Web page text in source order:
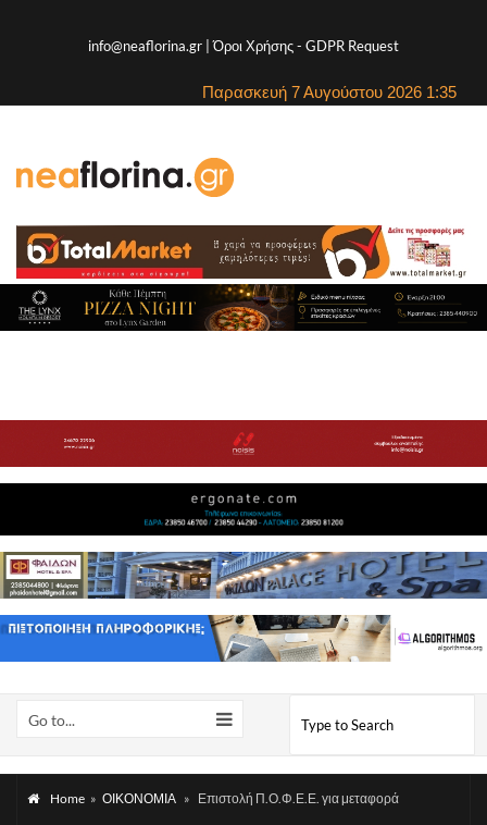
info@neaflorina.gr |Όροι Χρήσης- GDPR Request
Παρασκευή 7 Αυγούστου 2026 1:35
Go to...
Home » ΟΙΚΟΝΟΜΙΑ » Επιστολή Π.Ο.Φ.Ε.Ε. για μεταφορά